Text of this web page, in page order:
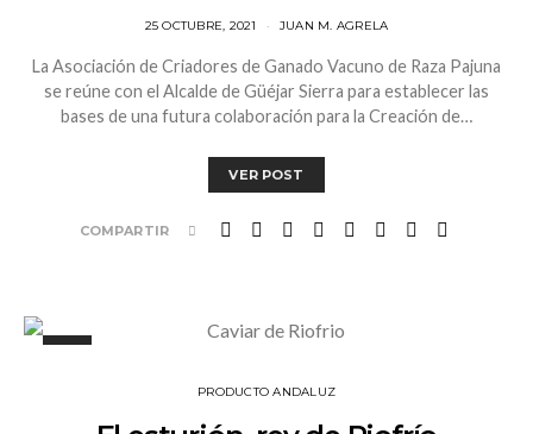
25 OCTUBRE, 2021 JUAN M. AGRELA
La Asociación de Criadores de Ganado Vacuno de Raza Pajuna
se reúne con el Alcalde de Güéjar Sierra para establecer las
bases de una futura colaboración para la Creación de…
VER POST
COMPARTIR
PRODUCTO ANDALUZ